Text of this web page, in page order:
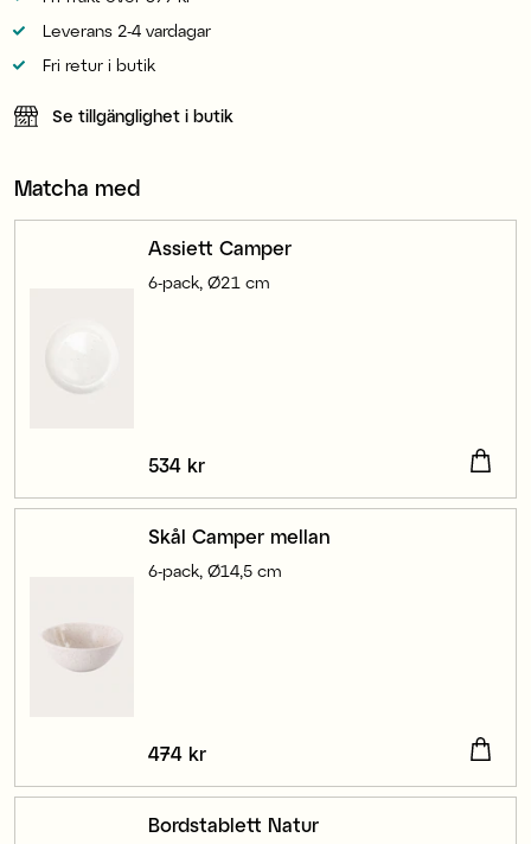
Leverans 2-4 vardagar
Fri retur i butik
Se tillgänglighet i butik
Matcha med
Assiett Camper
6-pack, Ø21 cm
Pris :534 kr
534 kr
Skål Camper mellan
6-pack, Ø14,5 cm
Pris:474 kr
474 kr
Bordstablett Natur